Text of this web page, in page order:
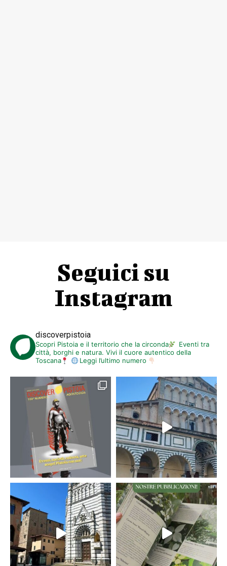
Seguici su
Instagram
discoverpistoia
Scopri Pistoia e il territorio che la circonda
Eventi tra
città, borghi e natura. Vivi il cuore autentico della
Toscana
Leggi l’ultimo numero